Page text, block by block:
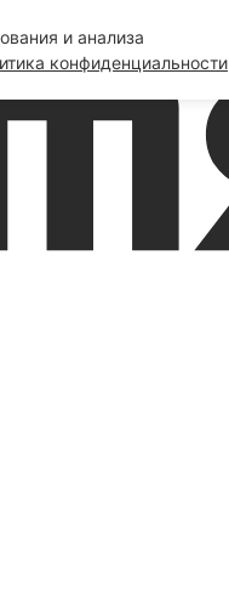
и анализа
конфиденциальности